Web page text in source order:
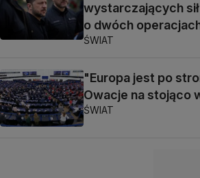
wystarczających
o dwóch
ŚWIAT
"Europa jest po
Owacje na stojąco
ŚWIAT